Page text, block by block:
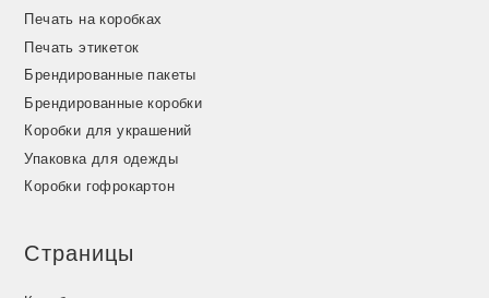
Печать на коробках
Печать этикеток
Брендированные пакеты
Брендированные коробки
Коробки для украшений
Упаковка для одежды
Коробки гофрокартон
Страницы